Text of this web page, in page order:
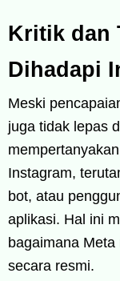
Kritik dan
Dihadapi
Meski
juga tidak lepas
Instagram,
bot, atau
aplikasi. Hal ini
bagaimana
secara resmi.